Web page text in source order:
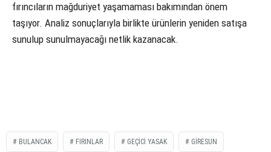
fırıncıların mağduriyet yaşamaması bakımından önem
taşıyor. Analiz sonuçlarıyla birlikte ürünlerin yeniden satışa
sunulup sunulmayacağı netlik kazanacak.
BULANCAK FIRINLAR GEÇICI YASAK GIRESUN